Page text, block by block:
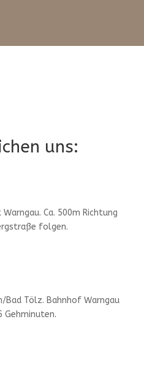
uns:
Ca. 500m Richtung
folgen.
Bad Tölz. Bahnhof Warngau
Gehminuten.